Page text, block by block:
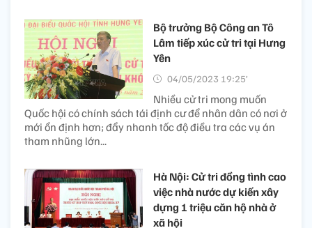
Bộ trưởng Bộ Công an Tô
Lâm tiếp xúc cử tri tại Hưng
Yên
04/05/2023 19:25’
Nhiều cử tri mong muốn
Quốc hội có chính sách tái định cư để nhân dân có nơi ở
mới ổn định hơn; đẩy nhanh tốc độ điều tra các vụ án
tham nhũng lớn...
Hà Nội: Cử tri đồng tình cao
việc nhà nước dự kiến xây
dựng 1 triệu căn hộ nhà ở
xã hội